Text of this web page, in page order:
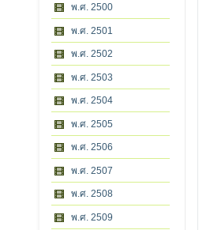
พ.ศ. 2500
พ.ศ. 2501
พ.ศ. 2502
พ.ศ. 2503
พ.ศ. 2504
พ.ศ. 2505
พ.ศ. 2506
พ.ศ. 2507
พ.ศ. 2508
พ.ศ. 2509